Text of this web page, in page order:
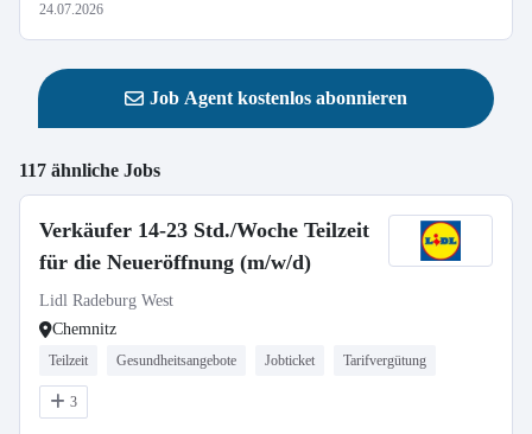
24.07.2026
Job Agent kostenlos abonnieren
117 ähnliche Jobs
Verkäufer 14-23 Std./Woche Teilzeit
für die Neueröffnung (m/w/d)
Lidl Radeburg West
Chemnitz
Teilzeit Gesundheitsangebote Jobticket Tarifvergütung
3